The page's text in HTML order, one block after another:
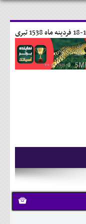
18 فردينه ماه 1538 تبری